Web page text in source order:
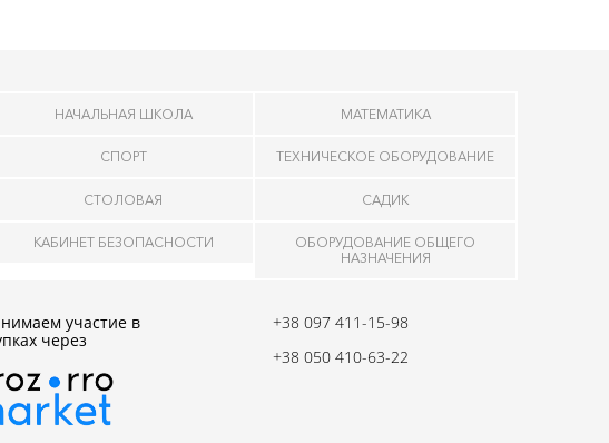
НАЧАЛЬНАЯ ШКОЛА МАТЕМАТИКА
СПОРТ ТЕХНИЧЕСКОЕ ОБОРУДОВАНИЕ
СТОЛОВАЯ САДИК
КАБИНЕТ БЕЗОПАСНОСТИ
ОБОРУДОВАНИЕ ОБЩЕГО
НАЗНАЧЕНИЯ
участие в
через
+38 097 411-15-98
+38 050 410-63-22